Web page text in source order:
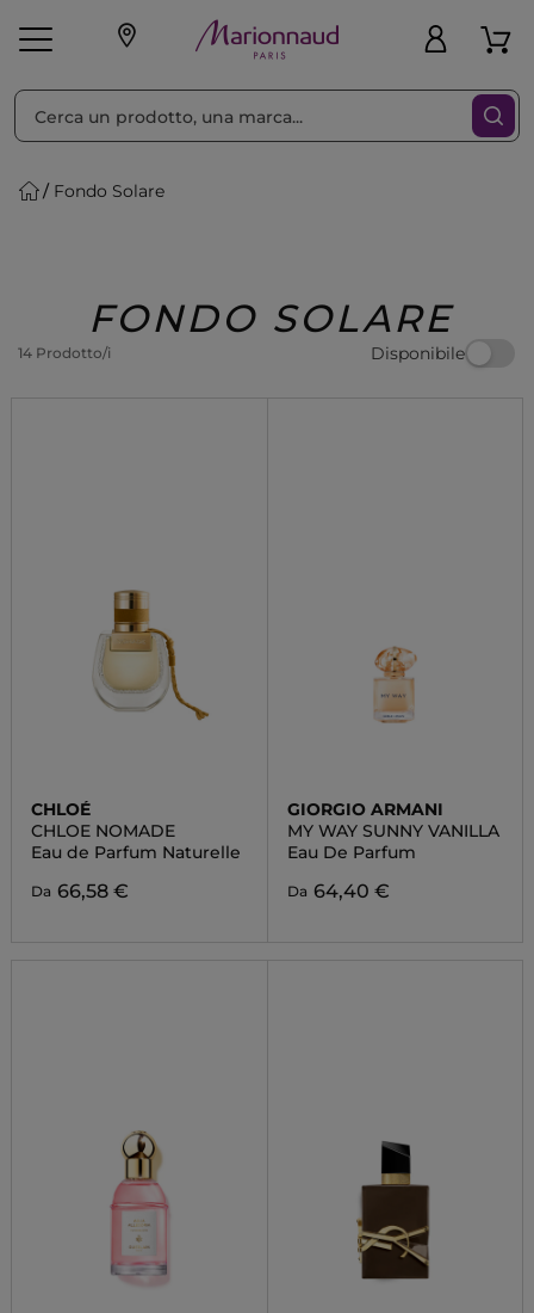
Make-up
Regalo
Fondo Solare
FONDO SOLARE
14 Prodotto/i Disponibile
Ordina per Filtra
CHLOÉ
CHLOE NOMADE
Eau de Parfum Naturelle
Da 66,58 €
GIORGIO ARMANI
MY WAY SUNNY VANILLA
Eau De Parfum
Da 64,40 €